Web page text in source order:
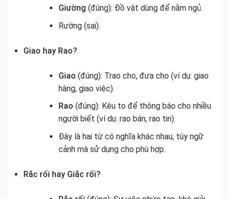
Giường (đúng): Đồ vật dùng để nằm ngủ.
Rường (sai).
Giao hay Rao?
Giao (đúng): Trao cho, đưa cho (ví dụ: giao
hàng, giao việc).
Rao (đúng): Kêu to để thông báo cho nhiều
người biết (ví dụ: rao bán, rao tin).
Đây là hai từ có nghĩa khác nhau, tùy ngữ
cảnh mà sử dụng cho phù hợp.
Rắc rối hay Giắc rối?